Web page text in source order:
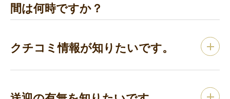
間は何時ですか？
クチコミ情報が知りたいです。